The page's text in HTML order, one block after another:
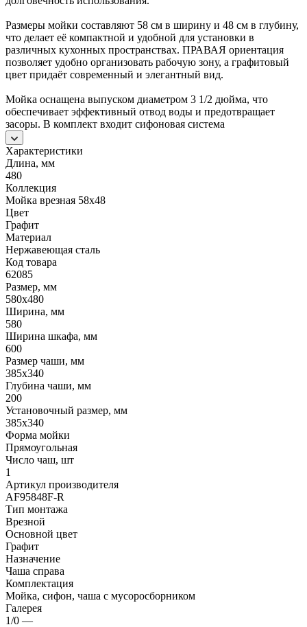
Размеры мойки составляют 58 см в ширину и 48 см в глубину,
что делает её компактной и удобной для установки в
различных кухонных пространствах. ПРАВАЯ ориентация
позволяет удобно организовать рабочую зону, а графитовый
цвет придаёт современный и элегантный вид.
Мойка оснащена выпуском диаметром 3 1/2 дюйма, что
обеспечивает эффективный отвод воды и предотвращает
засоры. В комплект входит сифоновая система
Характеристики
Длина, мм
480
Коллекция
Мойка врезная 58х48
Цвет
Графит
Материал
Нержавеющая сталь
Код товара
62085
Размер, мм
580x480
Ширина, мм
580
Ширина шкафа, мм
600
Размер чаши, мм
385x340
Глубина чаши, мм
200
Установочный размер, мм
385x340
Форма мойки
Прямоугольная
Число чаш, шт
1
Артикул производителя
AF95848F-R
Тип монтажа
Врезной
Основной цвет
Графит
Назначение
Чаша справа
Комплектация
Мойка, сифон, чаша с мусоросборником
Галерея
1/0 —